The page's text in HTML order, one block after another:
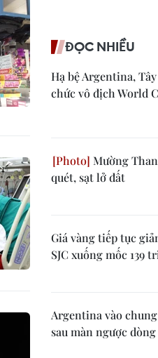
ĐỌC NHIỀU
Hạ bệ Argentina,
chức vô địch World
Mường
quét, sạt lở đất
Giá vàng tiếp tục
SJC xuống mốc 139
Argentina vào
sau màn ngược